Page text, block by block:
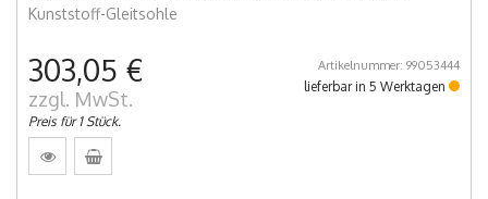
Kunststoff-Gleitsohle
303,05 €
zzgl. MwSt.
Preis für 1 Stück.
Artikelnummer: 99053444
lieferbar in 5 Werktagen